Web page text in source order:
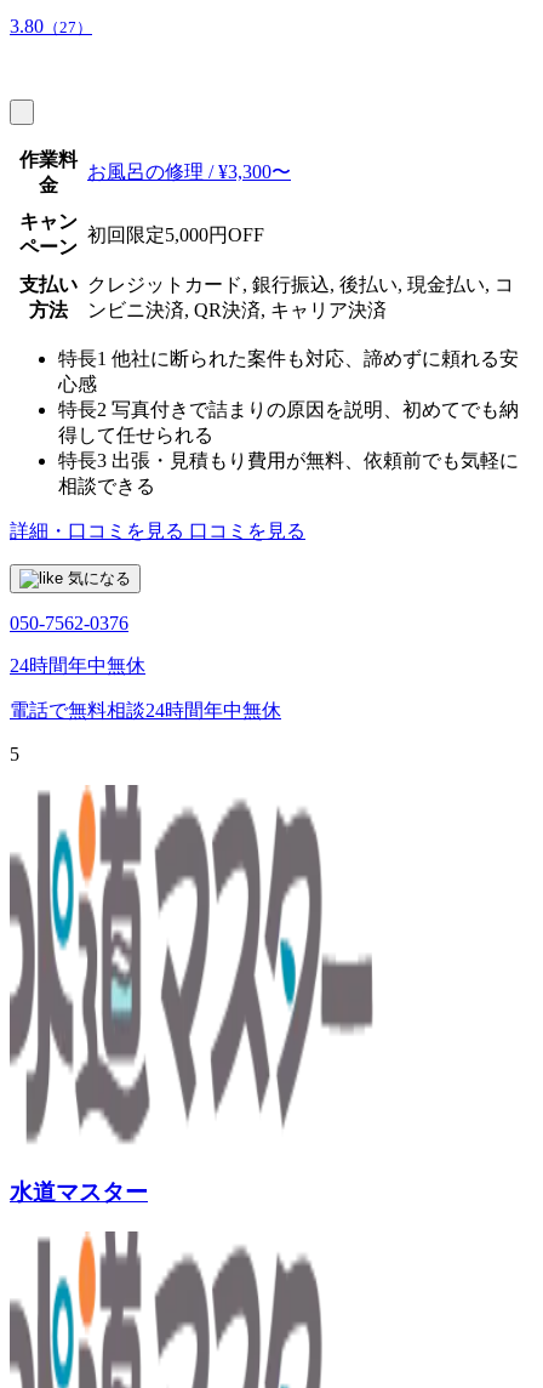
3.80 （27）
作業料
金
お風呂の修理 / ¥3,300〜
キャン
ペーン
初回限定5,000円OFF
支払い
方法
クレジットカード, 銀行振込, 後払い, 現金払い, コ
ンビニ決済, QR決済, キャリア決済
特長1 他社に断られた案件も対応、諦めずに頼れる安
心感
特長2 写真付きで詰まりの原因を説明、初めてでも納
得して任せられる
特長3 出張・見積もり費用が無料、依頼前でも気軽に
相談できる
詳細・口コミを見る 口コミを見る
気になる
050-7562-0376
24時間年中無休
電話で無料相談24時間年中無休
5
水道マスター